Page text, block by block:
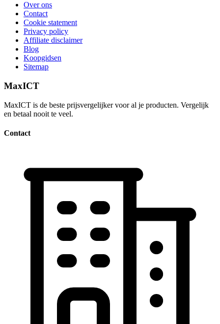
Over ons
Contact
Cookie statement
Privacy policy
Affiliate disclaimer
Blog
Koopgidsen
Sitemap
MaxICT
MaxICT is de beste prijsvergelijker voor al je producten. Vergelijk
en betaal nooit te veel.
Contact